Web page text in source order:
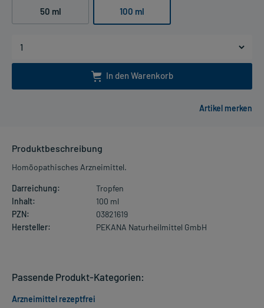
50 ml 100 ml
In den Warenkorb
Produktbeschreibung
Homöopathisches Arzneimittel.
Darreichung:
Tropfen
Inhalt:
100 ml
PZN:
03821619
Hersteller:
PEKANA Naturheilmittel GmbH
Passende Produkt-Kategorien:
Arzneimittel rezeptfrei